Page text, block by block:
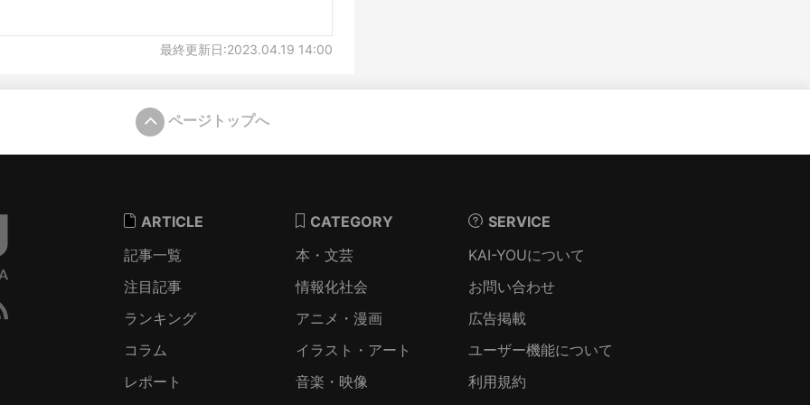
最終更新日:2023.04.19 14:00
ページトップへ
ARTICLE
記事一覧
注目記事
ランキング
コラム
レポート
CATEGORY
本・文芸
情報化社会
アニメ・漫画
イラスト・アート
音楽・映像
SERVICE
KAI-YOUについて
お問い合わせ
広告掲載
ユーザー機能について
利用規約